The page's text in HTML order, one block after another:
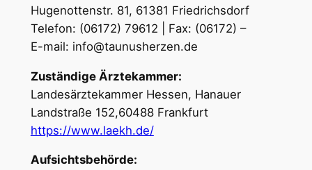
Hugenottenstr. 81, 61381 Friedrichsdorf
Telefon: (06172) 79612 | Fax: (06172) –
E-mail: info@taunusherzen.de
Zuständige Ärztekammer:
Landesärztekammer Hessen, Hanauer
Landstraße 152,60488 Frankfurt
https://www.laekh.de/
Aufsichtsbehörde: